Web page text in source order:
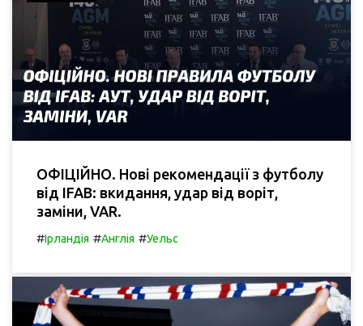
ОФІЦІЙНО. Нові рекомендації з футболу
від IFAB: вкидання, удар від воріт,
заміни, VAR.
#Ірландія #Англія #Уельс